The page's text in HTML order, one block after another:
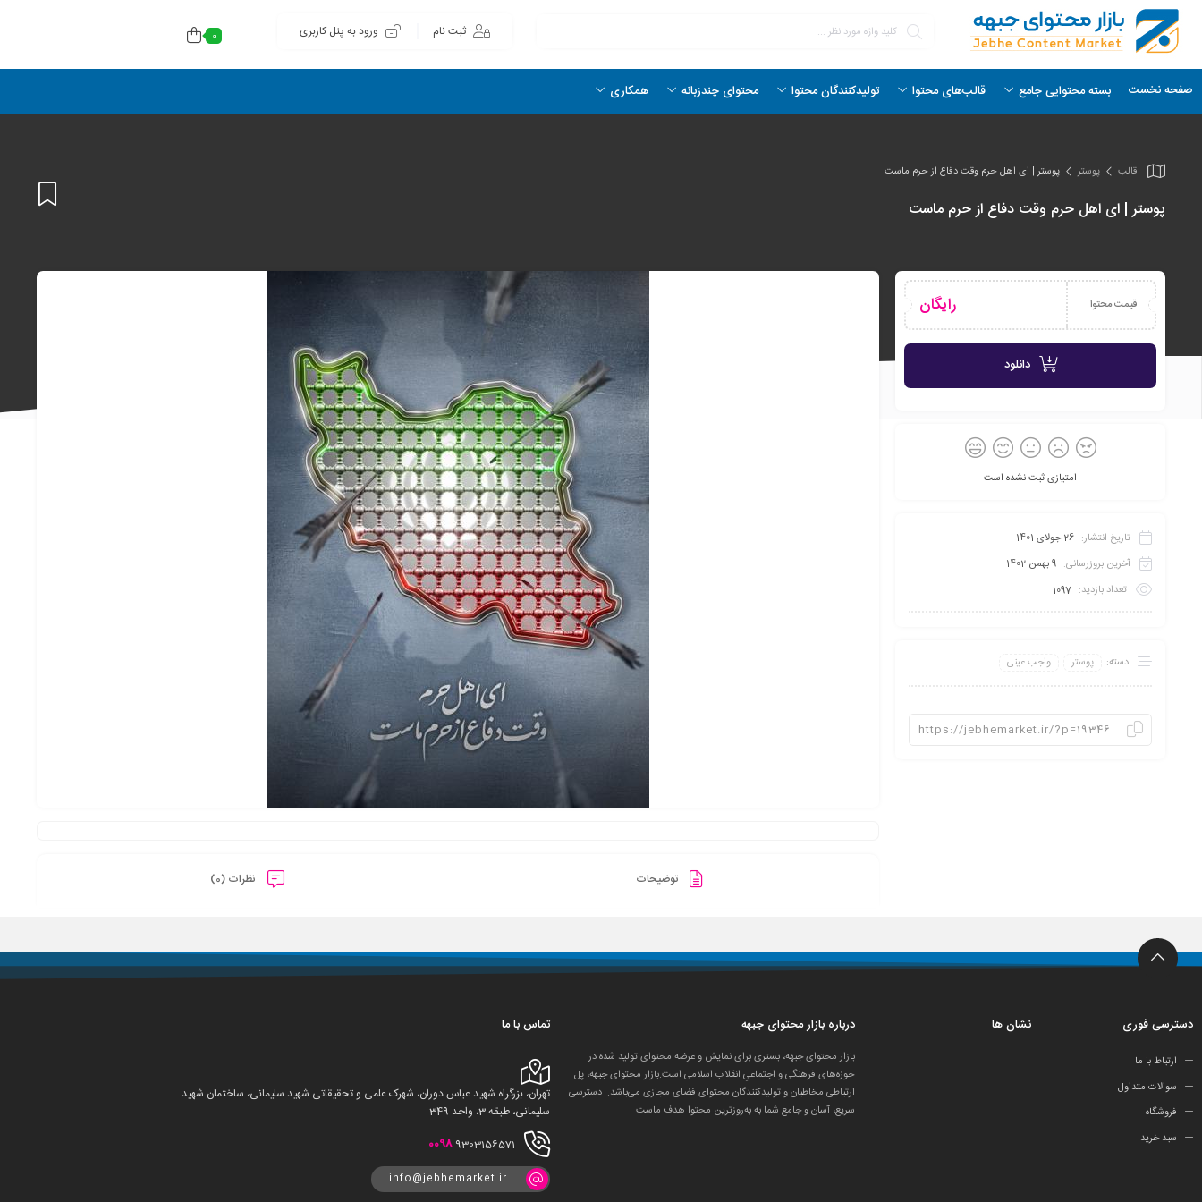
ثبت نام ورود به پنل کاربری 0
صفحه نخست بسته محتوایی جامع قالب‌های محتوا تولیدکنندگان محتوا محتوای چندزبانه همکاری
قالب پوستر پوستر | ای اهل حرم وقت دفاع از حرم ماست
پوستر | ای اهل حرم وقت دفاع از حرم ماست
توضیحات نظرات (0)
قیمت محتوا رایگان
دانلود
امتیازی ثبت نشده است
تاریخ انتشار: 26 جولای 1401
آخرین بروزرسانی: 9 بهمن 1402
تعداد بازدید: 1097
دسته: پوستر واجب عینی
دسترسی فوری
ارتباط با ما
سوالات متداول
فروشگاه
سبد خرید
نشان ها درباره بازار محتوای جبهه
بازار محتوای جبهه، بستری برای نمایش و عرضه محتوای تولید شده در
حوزه‌های فرهنگی و اجتماعیِ انقلاب اسلامی است.بازار محتوای جبهه، پل
ارتباطی مخاطبان و تولید‌کنندگان محتوای فضای مجازی می‌باشد. دسترسی
سریع، آسان و جامع شما به به‌روزترین محتوا هدف ماست.
تماس با ما
تهران، بزرگراه شهید عباس دوران، شهرک علمی و تحقیقاتی شهید سلیمانی، ساختمان شهید
سلیمانی، طبقه 3، واحد 349
0098 9303156571
info@jebhemarket.ir